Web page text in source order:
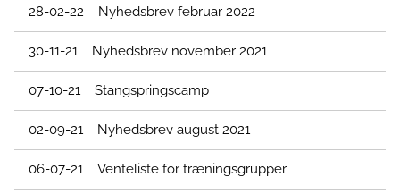
28-02-22 Nyhedsbrev februar 2022
30-11-21 Nyhedsbrev november 2021
07-10-21 Stangspringscamp
02-09-21 Nyhedsbrev august 2021
06-07-21 Venteliste for træningsgrupper